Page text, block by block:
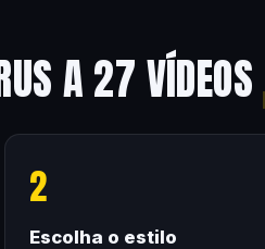
A 27 VÍDEOS
2
Escolha o estilo